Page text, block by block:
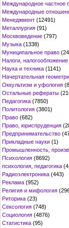
Международное частное
Международные
Менеджмент (12491)
Металлургия (91)
Москвоведение (797)
Музыка (1338)
Муниципальное право
Налоги, налогообложение
Наука и техника (1141)
Начертательная
Оккультизм и уфология
Остальные рефераты
Педагогика (7850)
Политология (3801)
Право (682)
Право, юриспруденция
Предпринимательство
Прикладные науки (1)
Промышленность,
Психология (8692)
психология, педагогика
Радиоэлектроника (443)
Реклама (952)
Религия и мифология
Риторика (23)
Сексология (748)
Социология (4876)
Статистика (95)